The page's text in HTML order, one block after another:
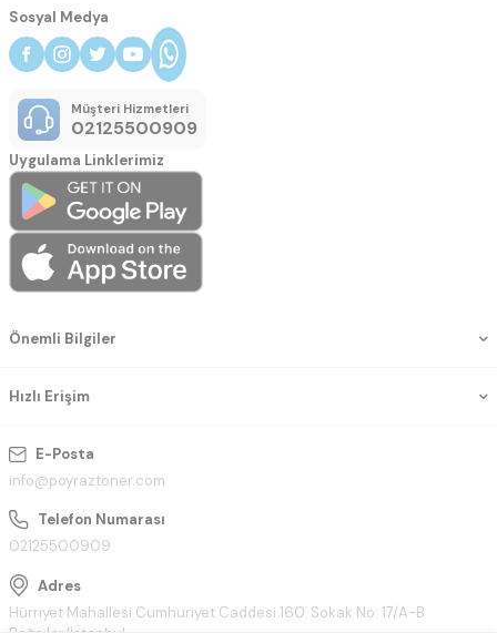
E-Posta
info@poyraztoner.com
Telefon Numarası
02125500909
Adres
Hürriyet Mahallesi Cumhuriyet Caddesi 160. Sokak No: 17/A-B
Önemli Bilgiler
Hızlı Erişim
Sosyal Medya
Müşteri Hizmetleri
02125500909
Uygulama Linklerimiz